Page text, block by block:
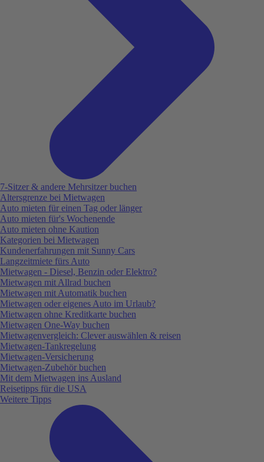
7-Sitzer & andere Mehrsitzer buchen
Altersgrenze bei Mietwagen
Auto mieten für einen Tag oder länger
Auto mieten für's Wochenende
Auto mieten ohne Kaution
Kategorien bei Mietwagen
Kundenerfahrungen mit Sunny Cars
Langzeitmiete fürs Auto
Mietwagen - Diesel, Benzin oder Elektro?
Mietwagen mit Allrad buchen
Mietwagen mit Automatik buchen
Mietwagen oder eigenes Auto im Urlaub?
Mietwagen ohne Kreditkarte buchen
Mietwagen One-Way buchen
Mietwagenvergleich: Clever auswählen & reisen
Mietwagen-Tankregelung
Mietwagen-Versicherung
Mietwagen-Zubehör buchen
Mit dem Mietwagen ins Ausland
Reisetipps für die USA
Weitere Tipps